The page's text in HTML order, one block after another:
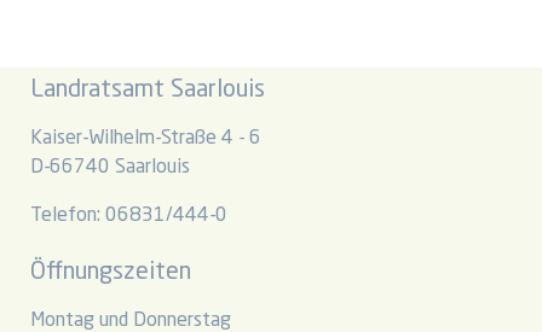
Landratsamt Saarlouis
Kaiser-Wilhelm-Straße 4 - 6
D-66740 Saarlouis
Telefon: 06831/444-0
Öffnungszeiten
Montag und Donnerstag